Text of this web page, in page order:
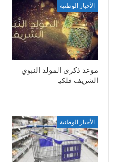
الأخبار الوطنية
موعد ذكرى المولد النبوي
الشريف فلكيا
الأخبار الوطنية